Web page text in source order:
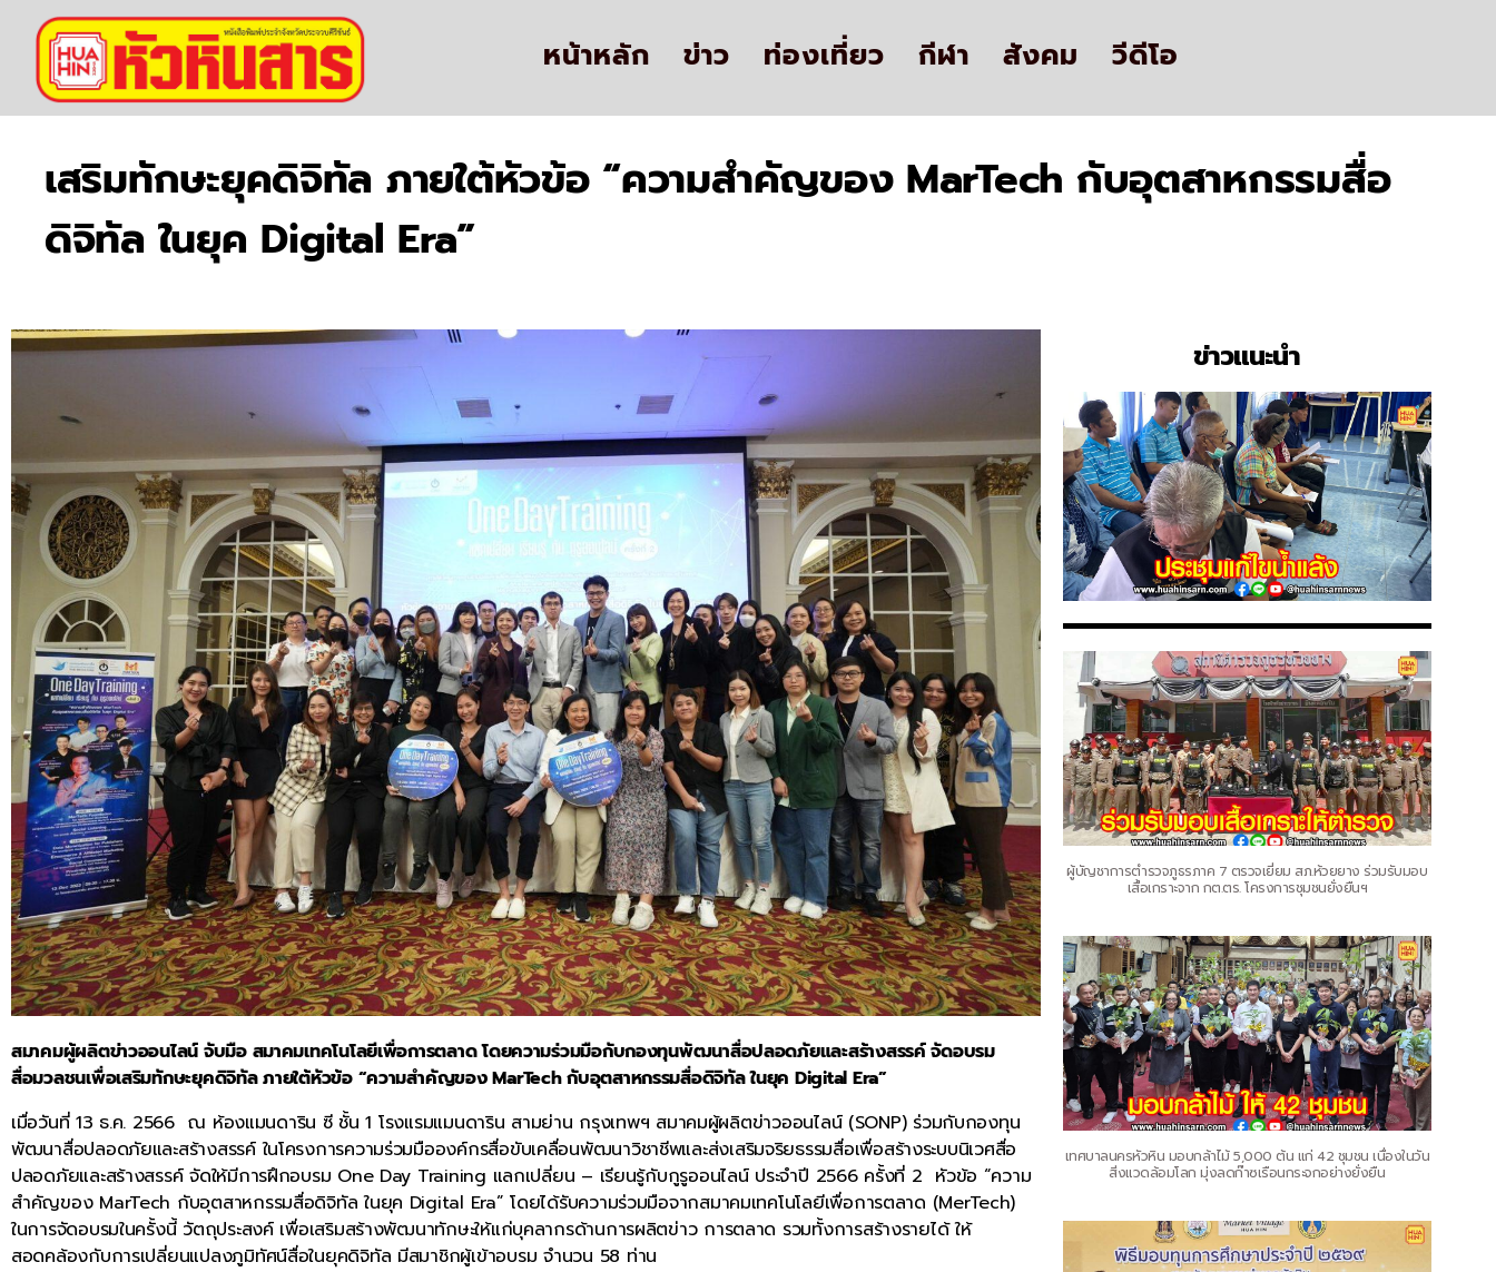
หน้าหลัก ข่าว ท่องเที่ยว กีฬา สังคม วีดีโอ
เสริมทักษะยุคดิจิทัล ภายใต้หัวข้อ “ความสำคัญของ MarTech กับอุตสาหกรรมสื่อ
ดิจิทัล ในยุค Digital Era”
สมาคมผู้ผลิตข่าวออนไลน์ จับมือ สมาคมเทคโนโลยีเพื่อการตลาด โดยความร่วมมือกับกองทุนพัฒนาสื่อปลอดภัยและสร้างสรรค์ จัดอบรม
สื่อมวลชนเพื่อเสริมทักษะยุคดิจิทัล ภายใต้หัวข้อ “ความสำคัญของMarTech กับอุตสาหกรรมสื่อดิจิทัล ในยุค Digital Era”
เมื่อวันที่ 13 ธ.ค. 2566 ณ ห้องแมนดาริน ซี ชั้น 1 โรงแรมแมนดาริน สามย่าน กรุงเทพฯ สมาคมผู้ผลิตข่าวออนไลน์ (SONP) ร่วมกับกองทุน
พัฒนาสื่อปลอดภัยและสร้างสรรค์ ในโครงการความร่วมมือองค์กรสื่อขับเคลื่อนพัฒนาวิชาชีพและส่งเสริมจริยธรรมสื่อเพื่อสร้างระบบนิเวศสื่อ
ปลอดภัยและสร้างสรรค์ จัดให้มีการฝึกอบรม One Day Training แลกเปลี่ยน – เรียนรู้กับกูรูออนไลน์ ประจำปี 2566 ครั้งที่ 2 หัวข้อ “ความ
สำคัญของ MarTech กับอุตสาหกรรมสื่อดิจิทัล ในยุค Digital Era” โดยได้รับความร่วมมือจากสมาคมเทคโนโลยีเพื่อการตลาด (MerTech)
ในการจัดอบรมในครั้งนี้ วัตถุประสงค์ เพื่อเสริมสร้างพัฒนาทักษะให้แก่บุคลากรด้านการผลิตข่าว การตลาด รวมทั้งการสร้างรายได้ ให้
สอดคล้องกับการเปลี่ยนแปลงภูมิทัศน์สื่อในยุคดิจิทัล มีสมาชิกผู้เข้าอบรม จำนวน 58 ท่าน
ข่าวแนะนำ
ผู้บัญชาการตำรวจภูธรภาค 7 ตรวจเยี่ยม สภ.ห้วยยาง ร่วมรับมอบ
เสื้อเกราะจาก กต.ตร. โครงการชุมชนยั่งยืนฯ
เทศบาลนครหัวหิน มอบกล้าไม้ 5,000 ต้น แก่ 42 ชุมชน เนื่องในวัน
สิ่งแวดล้อมโลก มุ่งลดก๊าซเรือนกระจกอย่างยั่งยืน